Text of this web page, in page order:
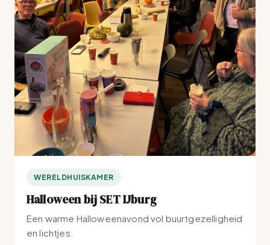
WERELDHUISKAMER
Halloween bij SET IJburg
Een warme Halloweenavond vol buurtgezelligheid
en lichtjes.